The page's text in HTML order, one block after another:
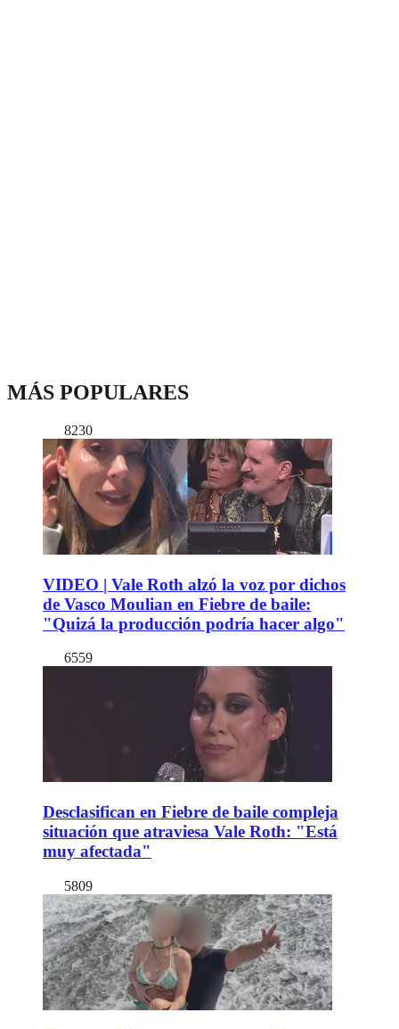
MÁS POPULARES
8230
VIDEO | Vale Roth alzó la voz por dichos
de Vasco Moulian en Fiebre de baile:
"Quizá la producción podría hacer algo"
6559
Desclasifican en Fiebre de baile compleja
situación que atraviesa Vale Roth: "Está
muy afectada"
5809